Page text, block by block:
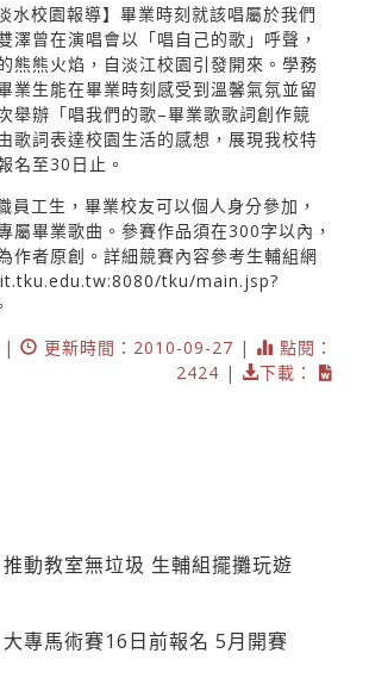
水校園報導】畢業時刻就該唱屬於我們
澤曾在演唱會以「唱自己的歌」呼聲，
熊熊火焰，自淡江校園引發開來。學務
業生能在畢業時刻感受到溫馨氣氛並留
舉辦「唱我們的歌–畢業歌歌詞創作競
歌詞表達校園生活的感想，展現我校特
名至30日止。
員工生，畢業校友可以個人身分參加，
屬畢業歌曲。參賽作品須在300字以內，
作者原創。詳細競賽內容參考生輔組網
:8080/tku/main.jsp?
|
更新時間：2010-09-27 |
點閱：
2424 |
下載：
動教室無垃圾 生輔組擺攤玩遊
專馬術賽16日前報名 5月開賽